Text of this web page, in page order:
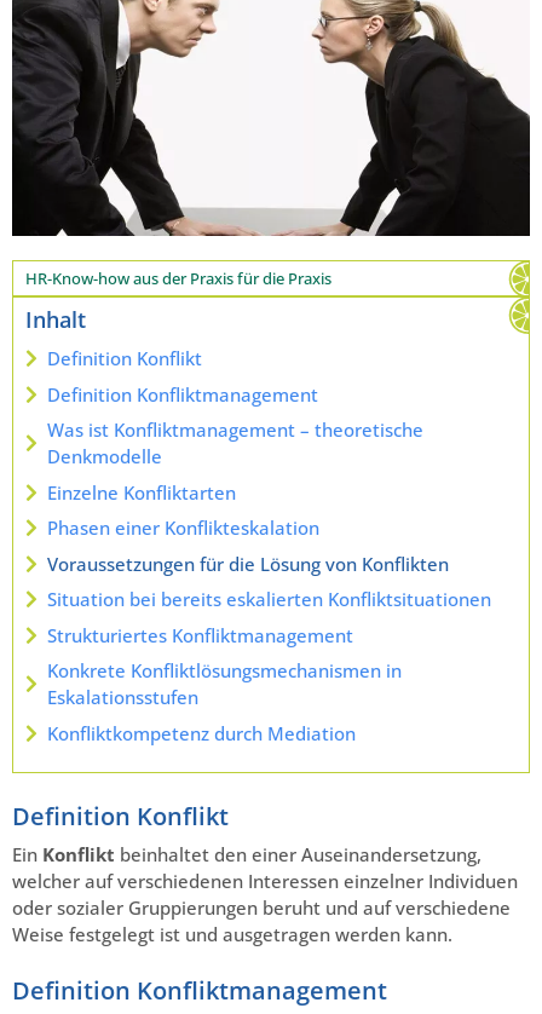
HR-Know-how aus der Praxis für die Praxis
Inhalt
Definition Konflikt
Definition Konfliktmanagement
Was ist Konfliktmanagement – theoretische
Denkmodelle
Einzelne Konfliktarten
Phasen einer Konflikteskalation
Voraussetzungen für die Lösung von Konflikten
Situation bei bereits eskalierten Konfliktsituationen
Strukturiertes Konfliktmanagement
Konkrete Konfliktlösungsmechanismen in
Eskalationsstufen
Konfliktkompetenz durch Mediation
Definition Konflikt
Ein Konflikt beinhaltet den einer Auseinandersetzung,
welcher auf verschiedenen Interessen einzelner Individuen
oder sozialer Gruppierungen beruht und auf verschiedene
Weise festgelegt ist und ausgetragen werden kann.
Definition Konfliktmanagement